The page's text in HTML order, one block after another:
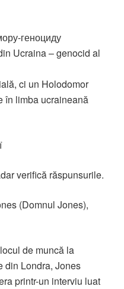
геноциду
Ucraina – genocid al
ci un Holodomor
în limba ucraineană
verifică răspunsurile.
(Domnul Jones),
de muncă la
din Londra, Jones
printr-un interviu luat